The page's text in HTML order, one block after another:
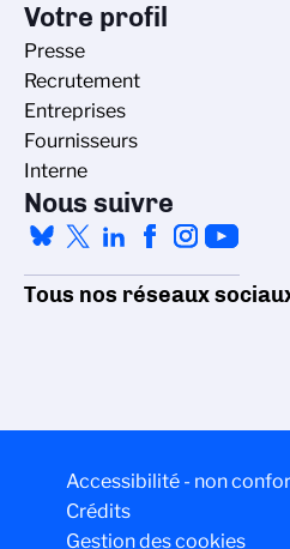
Votre profil
Presse
Recrutement
Entreprises
Fournisseurs
Interne
Nous suivre
Tous nos réseaux
Accessibilité - non
Crédits
Gestion des cookies